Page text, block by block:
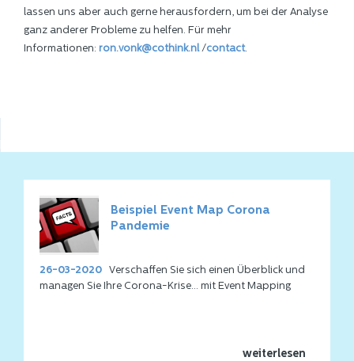
lassen uns aber auch gerne herausfordern, um bei der Analyse
ganz anderer Probleme zu helfen. Für mehr
Informationen: ron.vonk@cothink.nl/contact.
Beispiel Event Map Corona
Pandemie
26-03-2020
Verschaffen Sie sich einen Überblick und
managen Sie Ihre Corona-Krise... mit Event Mapping
weiterlesen